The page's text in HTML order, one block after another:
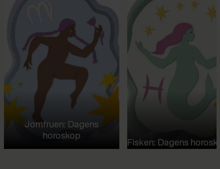
Jomfruen: Dagens
horoskop
Fisken: Dagens